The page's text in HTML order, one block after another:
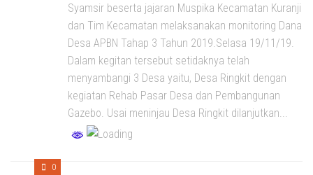
Syamsir beserta jajaran Muspika Kecamatan Kuranji
dan Tim Kecamatan melaksanakan monitoring Dana
Desa APBN Tahap 3 Tahun 2019.Selasa 19/11/19.
Dalam kegitan tersebut setidaknya telah
menyambangi 3 Desa yaitu, Desa Ringkit dengan
kegiatan Rehab Pasar Desa dan Pembangunan
Gazebo. Usai meninjau Desa Ringkit dilanjutkan...
0